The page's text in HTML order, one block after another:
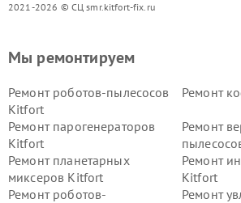
2021-2026 © СЦ smr.kitfort-fix.ru
Мы ремонтируем
Ремонт роботов-пылесосов
Kitfort
Ремонт
Ремонт парогенераторов
Kitfort
Ремонт
Ремонт планетарных
миксеров Kitfort
Ремонт
Kitfort
Ремонт роботов-
Ремонт